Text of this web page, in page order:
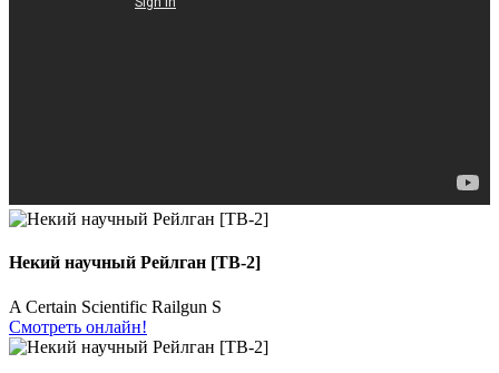
Некий научный Рейлган [ТВ-2]
A Certain Scientific Railgun S
Смотреть онлайн!